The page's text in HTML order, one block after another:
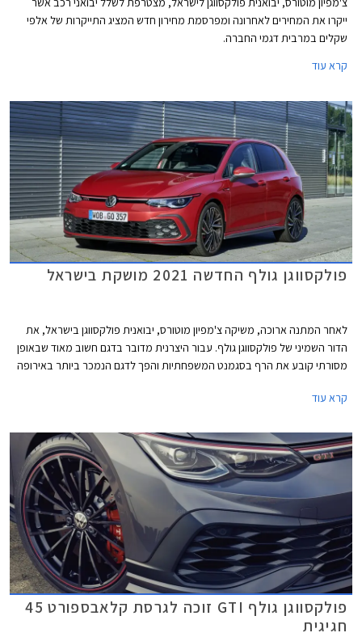
ייקרו את המחירים לאחרונה ומפרסמת מחירון חדש המציג התייקרות של אלפי
שקלים במרבית דגמי החברה.
קרא עוד
פולקסווגן גולף החדשה 2021 מושקת בישראל
לאחר המתנה ארוכה, משיקה צ'מפיון מוטורס, יבואנית פולקסווגן בישראל, את
הדור השמיני של פולקסווגן גולף. עבור היצרנית מדובר בדגם חשוב מאוד שבאופן
מסורתי קובע את הרף בסגמנט המשפחתיות והפך לדגם הנמכר ביותר באירופה
פולקסווגן שומר על אותו מתכון מוצלח אך מותאם לזמננו וכולל תא נוסעים חדשני
ומערכות בטיחות אקטיביות מתקדמות המאפשרות נהיגה חצי-אוטונומית.
קרא עוד
פולקסווגן גולף GTI זוכה לגרסת קלאבספורט 45
חגיגית